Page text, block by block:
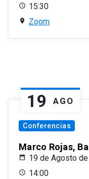
15:30
Zoom
19 AGO
Conferencias
Marco Rojas,
19 de Agosto
14:00